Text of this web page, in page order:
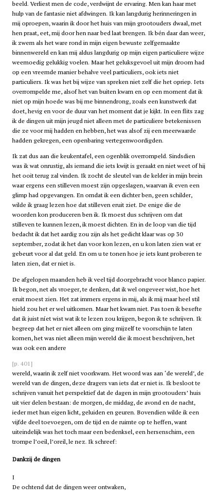
beeld. Verliest men de code, verdwijnt de ervaring. Men kan haar met
hulp van de fantasie niet afdwingen. Ik kan langdurig herinneringen in
mij oproepen, waarin ik door het huis van mijn grootouders dwaal, met
hen praat, eet, mij door hen naar bed laat brengen. Ik bén daar dan weer,
ik zwem als het ware rond in mijn eigen bewuste zelfgemaakte
binnenwereld en kan mij aldus langdurig op mijn eigen particuliere wijze
weemoedig gelukkig voelen. Maar het geluksgevoel uit mijn droom had
op een vreemde manier behalve veel particuliers, ook iets niet
particuliers. Ik was het bij wijze van spreken niet zelf die het opriep. Iets
overrompelde me, alsof het van buiten kwam en op een moment dat ik
niet op mijn hoede was bij me binnendrong, zoals een kunstwerk dat
doet, hevig en voor de duur van het moment dat je kijkt. In een flits zag
ik de dingen uit mijn jeugd niet alleen met de particuliere betekenissen
die ze voor mij hadden en hebben, het was alsof zij een meerwaarde
hadden gekregen, een openbaring vertegenwoordigden.
Ik zat dus aan die keukentafel, een ogenblik overrompeld. Sindsdien
was ik wat onrustig, als iemand die iets kwijt is geraakt en niet weet of hij
het ooit terug zal vinden. Ik zocht de sleutel van de kelder in mijn brein
waar ergens een stilleven moest zijn opgeslagen, waarvan ik even een
glimp had opgevangen. En omdat ik een dichter ben, geen schilder,
wilde ik graag lezen hoe dat stilleven eruit ziet. De enige die de
woorden kon produceren ben ik. Ik moest dus schrijven om dat
stilleven te kunnen lezen, ik moest dichten. En in de loop van die tijd
bedacht ik dat het aardig zou zijn als het gedicht klaar was op 30
september, zodat ik het dan voor kon lezen, en u kon laten zien wat er
gebeurt voor al dat geld. En om u te tonen hoe je iets kunt proberen te
laten zien, dat er niet is.
De afgelopen maanden heb ik veel tijd doorgebracht voor blanco papier.
Ik begon, net als vroeger, te denken, dat ik wel ongeveer wist, hoe het
eruit moest zien. Het zat immers ergens in mij, als ik mij maar heel stil
hield zou het er wel uitkomen. Maar het kwam niet. Pas toen ik besefte
dat ik juist níet wist wat ik te lezen zou krijgen, begon ik te schrijven. Ik
begreep dat het er niet alleen om ging mijzelf te voorschijn te laten
komen, het was niet alleen mijn wereld die ik moest beschrijven, het
was ook een andere
[p. 401]
wereld, waarin ik zelf niet voorkwam. Het woord was aan ‘de wereld’, de
wereld van de dingen, deze dragers van iets dat er niet is. Ik besloot te
schrijven vanuit het perspektief dat de dagen in mijn grootouders’ huis
uit vier delen bestaan: de morgen, de middag, de avond en de nacht,
ieder met hun eigen licht, geluiden en geuren. Bovendien wilde ik een
vijfde deel toevoegen, om de tijd en de ruimte op te heffen, want
uiteindelijk was het toch maar een bedenksel, een hersenschim, een
trompe l’oeil, l’oreil, le nez. Ik schreef:
Dankzij de dingen
I
De ochtend dat de dingen weer ontwaken,